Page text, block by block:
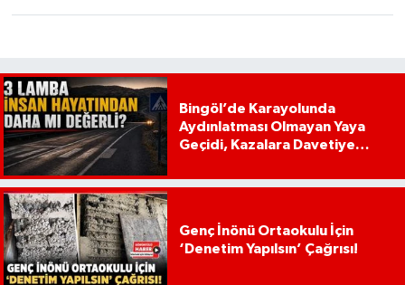
Bingöl’de Karayolunda
Aydınlatması Olmayan Yaya
Geçidi, Kazalara Davetiye
Genç İnönü Ortaokulu İçin
‘Denetim Yapılsın’ Çağrısı!